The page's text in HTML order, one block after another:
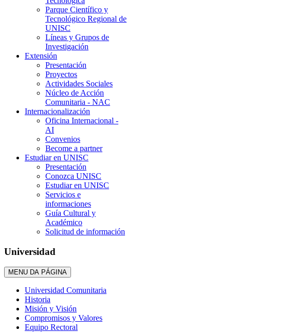
Parque Científico y
Tecnológico Regional de
UNISC
Líneas y Grupos de
Investigación
Extensión
Presentación
Proyectos
Actividades Sociales
Núcleo de Acción
Comunitaria - NAC
Internacionalización
Oficina Internacional -
AI
Convenios
Become a partner
Estudiar en UNISC
Presentación
Conozca UNISC
Estudiar en UNISC
Servicios e
informaciones
Guía Cultural y
Académico
Solicitud de información
Universidad
MENU DA PÁGINA
Universidad Comunitaria
Historia
Misión y Visión
Compromisos y Valores
Equipo Rectoral